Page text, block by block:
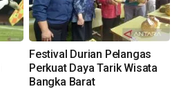
Festival Durian Pelangas
Perkuat Daya Tarik Wisata
Bangka Barat